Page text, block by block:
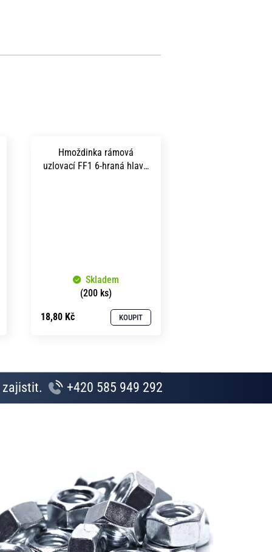
Hmoždinka rámová
uzlovací FF1 6-hraná hlava
Skladem
(200 ks)
18,80 Kč KOUPIT
zajistit. +420 585 949 292